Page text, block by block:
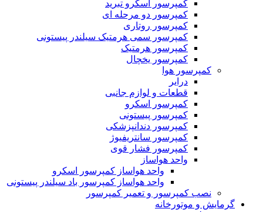
کمپرسور اسکرو تبرید
کمپرسور دو مرحله ای
کمپرسور روتاری
کمپرسور سمی هرمتیک سیلندر پیستونی
کمپرسور هرمتیک
کمپرسور یخچال
کمپرسور هوا
درایر
قطعات و لوازم جانبی
کمپرسور اسکرو
کمپرسور پیستونی
کمپرسور دندانپزشکی
کمپرسور سانتریفیوژ
کمپرسور فشار قوی
واحد هواساز
واحد هواساز کمپرسور اسکرو
واحد هواساز کمپرسور باد سیلندر پیستونی
نصب کمپرسور و تعمیر کمپرسور
گرمایش و موتورخانه